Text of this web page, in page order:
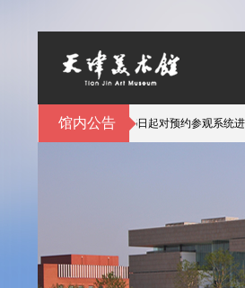
馆内公告
验，天津美术馆自3月6日起对预约参观系统进